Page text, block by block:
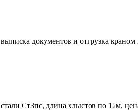
документов и отгрузка краном
Ст3пс, длина хлыстов по 12м,